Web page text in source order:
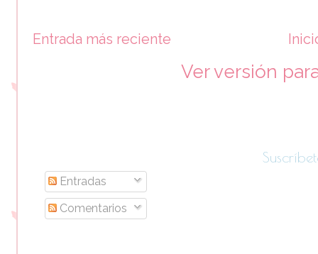
Entrada más reciente
Ver versión
Entradas
Comentarios